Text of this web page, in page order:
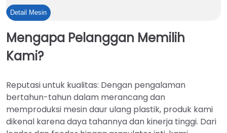
Detail MesinMesin
Pelet
Mengapa Pelanggan Memilih
Kami?
Reputasi untuk kualitas: Dengan pengalaman
bertahun-tahun dalam merancang dan
memproduksi mesin daur ulang plastik, produk kami
dikenal karena daya tahannya dan kinerja tinggi. Dari